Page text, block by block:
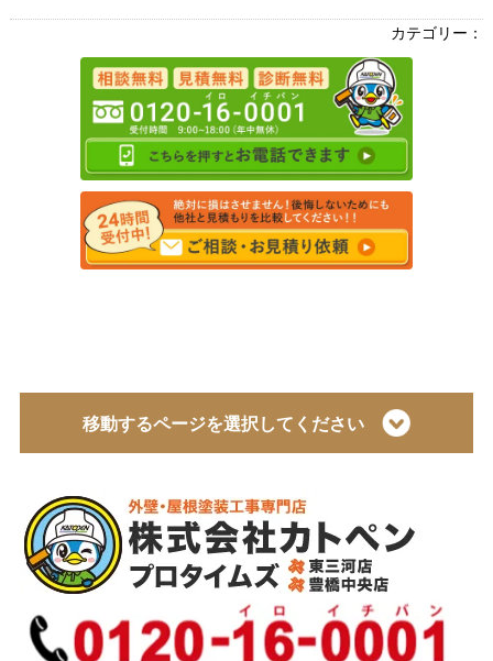
カテゴリー：
移動するページを選択してください
会社概要
代表取締役 加藤宜久よりご挨拶
イベント